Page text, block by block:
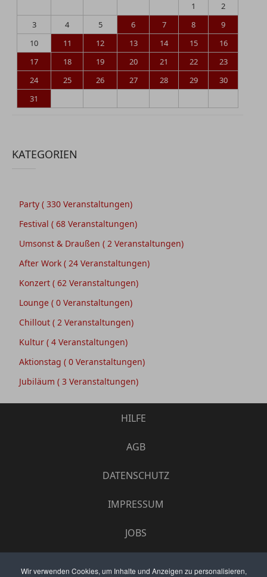
Wir verwenden Cookies, um Inhalte und Anzeigen zu personalisieren,
1
2
3
4 5 6 7 8
9
10
11 12 13 14 15
16
17
18 19 20 21 22
23
24
25 26 27 28 29
30
31
KATEGORIEN
Party ( 330 Veranstaltungen)
Festival ( 68 Veranstaltungen)
Umsonst & Draußen ( 2 Veranstaltungen)
After Work ( 24 Veranstaltungen)
Konzert ( 62 Veranstaltungen)
Lounge ( 0 Veranstaltungen)
Chillout ( 2 Veranstaltungen)
Kultur ( 4 Veranstaltungen)
Aktionstag ( 0 Veranstaltungen)
Jubiläum ( 3 Veranstaltungen)
HILFE
AGB
DATENSCHUTZ
IMPRESSUM
JOBS